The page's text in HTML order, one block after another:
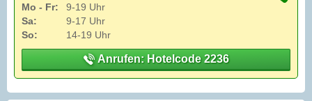
Mo - Fr:
9-19 Uhr
Sa:
9-17 Uhr
So:
14-19 Uhr
Anrufen: Hotelcode 2236